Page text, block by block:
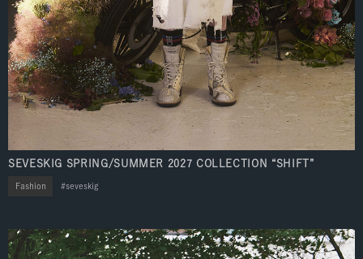
SEVESKIG SPRING/SUMMER 2027 COLLECTION “SHIFT”
Fashion seveskig